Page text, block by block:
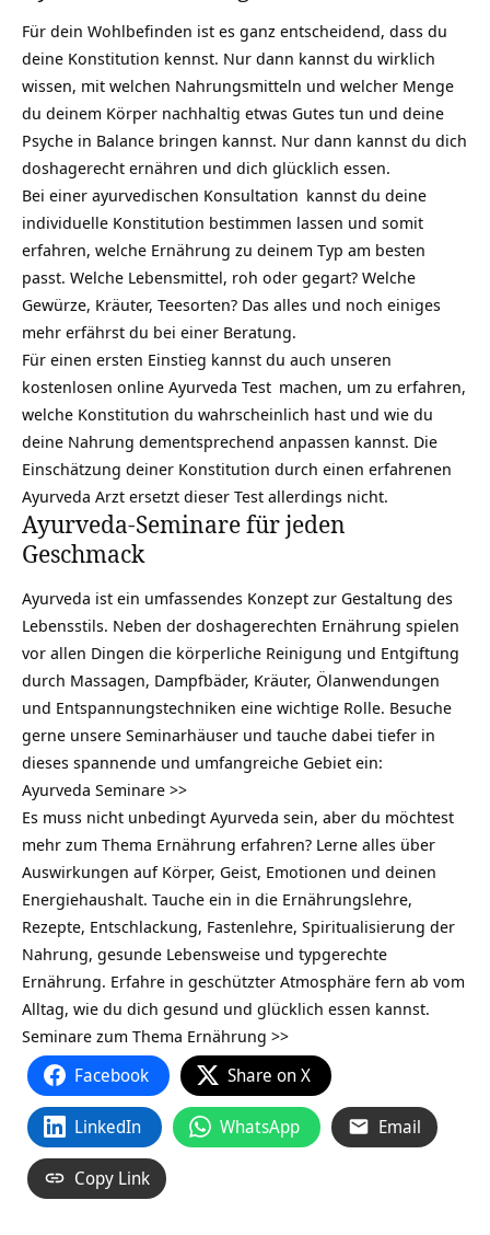
Für dein Wohlbefinden ist es ganz entscheidend, dass du
deine Konstitution kennst. Nur dann kannst du wirklich
wissen, mit welchen Nahrungsmitteln und welcher Menge
du deinem Körper nachhaltig etwas Gutes tun und deine
Psyche in Balance bringen kannst. Nur dann kannst du dich
doshagerecht ernähren und dich glücklich essen.
Bei einer ayurvedischen Konsultation kannst du deine
individuelle Konstitution bestimmen lassen und somit
erfahren, welche Ernährung zu deinem Typ am besten
passt. Welche Lebensmittel, roh oder gegart? Welche
Gewürze, Kräuter, Teesorten? Das alles und noch einiges
mehr erfährst du bei einer Beratung.
Für einen ersten Einstieg kannst du auch unseren
kostenlosen online Ayurveda Test machen, um zu erfahren,
welche Konstitution du wahrscheinlich hast und wie du
deine Nahrung dementsprechend anpassen kannst. Die
Einschätzung deiner Konstitution durch einen erfahrenen
Ayurveda Arzt ersetzt dieser Test allerdings nicht.
Ayurveda-Seminare für jeden
Geschmack
Ayurveda ist ein umfassendes Konzept zur Gestaltung des
Lebensstils. Neben der doshagerechten Ernährung spielen
vor allen Dingen die körperliche Reinigung und Entgiftung
durch Massagen, Dampfbäder, Kräuter, Ölanwendungen
und Entspannungstechniken eine wichtige Rolle. Besuche
gerne unsere Seminarhäuser und tauche dabei tiefer in
dieses spannende und umfangreiche Gebiet ein:
Ayurveda Seminare >>
Es muss nicht unbedingt Ayurveda sein, aber du möchtest
mehr zum Thema Ernährung erfahren? Lerne alles über
Auswirkungen auf Körper, Geist, Emotionen und deinen
Energiehaushalt. Tauche ein in die Ernährungslehre,
Rezepte, Entschlackung, Fastenlehre, Spiritualisierung der
Nahrung, gesunde Lebensweise und typgerechte
Ernährung. Erfahre in geschützter Atmosphäre fern ab vom
Alltag, wie du dich gesund und glücklich essen kannst.
Seminare zum Thema Ernährung >>
Facebook Share on X
LinkedIn WhatsApp Email
Copy Link